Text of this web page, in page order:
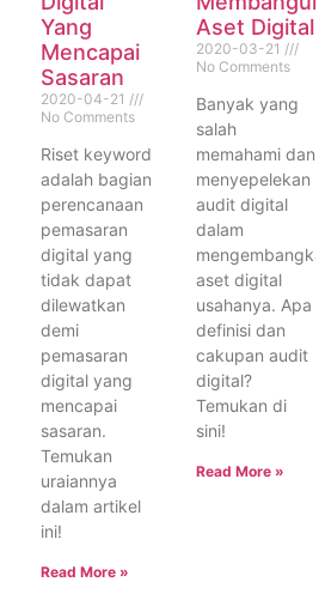
Yang
Mencapai
Sasaran
2020-04-21
No Comments
Riset keyword
adalah bagian
perencanaan
pemasaran
digital yang
tidak dapat
dilewatkan
demi
pemasaran
digital yang
mencapai
sasaran.
Temukan
uraiannya
dalam artikel
ini!
Read More »
Aset Digital
2020-03-21
No Comments
Banyak yang
salah
memahami dan
menyepelekan
audit digital
dalam
mengembangkan
aset digital
usahanya. Apa
definisi dan
cakupan audit
digital?
Temukan di
sini!
Read More »